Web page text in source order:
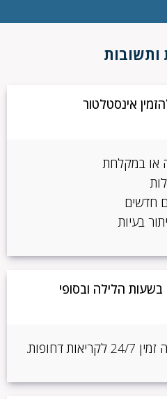
ותשובות
אינסטלטור
או במקלחת
חדשים
בעיות
הלילה ובסופי
דחופות.